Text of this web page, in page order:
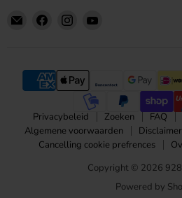
Email
Vind
Vind
Privacybeleid Zoeken FAQ
Algemene voorwaarden
Disclaimer
Cancelling cookie prefrences
Copyright © 2026
Powered by